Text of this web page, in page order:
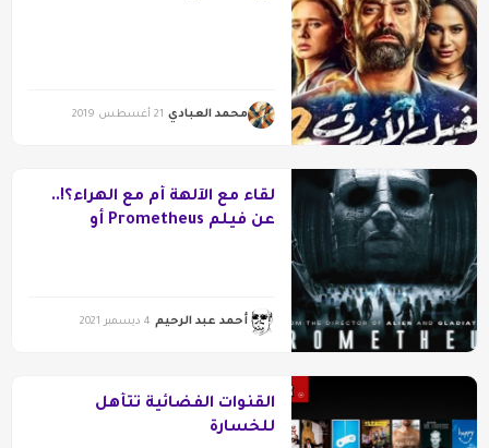
محمد العبادي 21 أغسطس 2019
لقاء مع الآلهة أم مع الهراء؟!..
عن فيلم Prometheus أو
أحمد عبد الرحيم 4 ديسمبر 2021
القنوات الفضائية تتأهل
للخسارة